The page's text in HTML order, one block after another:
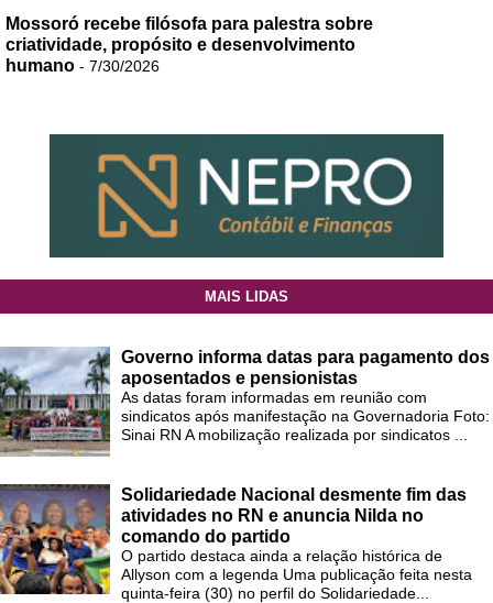
Mossoró recebe filósofa para palestra sobre
criatividade, propósito e desenvolvimento
humano - 7/30/2026
MAIS LIDAS
Governo informa datas para pagamento dos
aposentados e pensionistas
As datas foram informadas em reunião com
sindicatos após manifestação na Governadoria Foto:
Sinai RN A mobilização realizada por sindicatos ...
Solidariedade Nacional desmente fim das
atividades no RN e anuncia Nilda no
comando do partido
O partido destaca ainda a relação histórica de
Allyson com a legenda Uma publicação feita nesta
quinta-feira (30) no perfil do Solidariedade...